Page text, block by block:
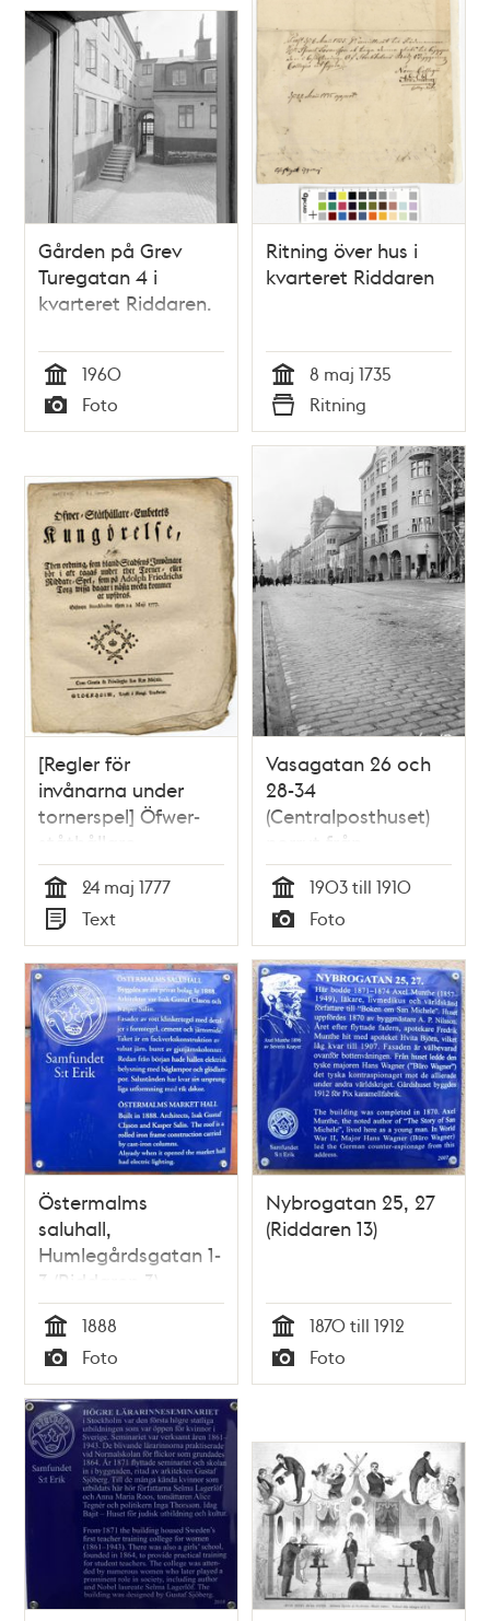
Gården på Grev
Turegatan 4 i
kvarteret Riddaren.
Tid
1960
Typ
Foto
Ritning över hus i
kvarteret Riddaren
Tid
8 maj 1735
Typ
Ritning
[Regler för
invånarna under
tornerspel] Öfwer-
ståthållare-
embetets
kungörelse, om then
ordning, som bland
stadsens inwånare
bör i akt tagas
under thet torner-
eller riddare spel,
som på Adolph
Friedrichs torg
kommer at upföras
Tid
24 maj 1777
Typ
Text
Vasagatan 26 och
28-34
(Centralposthuset)
norrut från
Klarabergsgatan.
Vasagatan 26 revs
på 1960 - talet. Dåv.
kv. Svanen och
Riddaren. Nuv. kv.
Orgelpipan och
Blåmannen
Tid
1903 till 1910
Typ
Foto
Östermalms
saluhall,
Humlegårdsgatan 1-
3 (Riddaren 3)
Tid
1888
Typ
Foto
Nybrogatan 25, 27
(Riddaren 13)
Tid
1870 till 1912
Typ
Foto